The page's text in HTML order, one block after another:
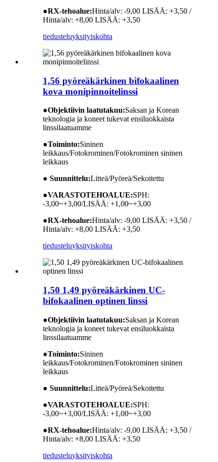
●RX-tehoalue:Hinta/alv: -9,00 LISÄÄ: +3,50 /
Hinta/alv: +8,00 LISÄÄ: +3,50
tiedusteluyksityiskohta
1,56 pyöreäkärkinen bifokaalinen
kova monipinnoitelinssi
●Objektiivin laatutakuu:Saksan ja Korean
teknologia ja koneet tukevat ensiluokkaista
linssilaatuamme
●Toiminto:Sininen
leikkaus/Fotokrominen/Fotokrominen sininen
leikkaus
● Suunnittelu:Litteä/Pyöreä/Sekoitettu
●VARASTOTEHOALUE:SPH:
-3,00~+3,00/LISÄÄ: +1,00~+3,00
●RX-tehoalue:Hinta/alv: -9,00 LISÄÄ: +3,50 /
Hinta/alv: +8,00 LISÄÄ: +3,50
tiedusteluyksityiskohta
1,50 1,49 pyöreäkärkinen UC-
bifokaalinen optinen linssi
●Objektiivin laatutakuu:Saksan ja Korean
teknologia ja koneet tukevat ensiluokkaista
linssilaatuamme
●Toiminto:Sininen
leikkaus/Fotokrominen/Fotokrominen sininen
leikkaus
● Suunnittelu:Litteä/Pyöreä/Sekoitettu
●VARASTOTEHOALUE:SPH:
-3,00~+3,00/LISÄÄ: +1,00~+3,00
●RX-tehoalue:Hinta/alv: -9,00 LISÄÄ: +3,50 /
Hinta/alv: +8,00 LISÄÄ: +3,50
tiedusteluyksityiskohta